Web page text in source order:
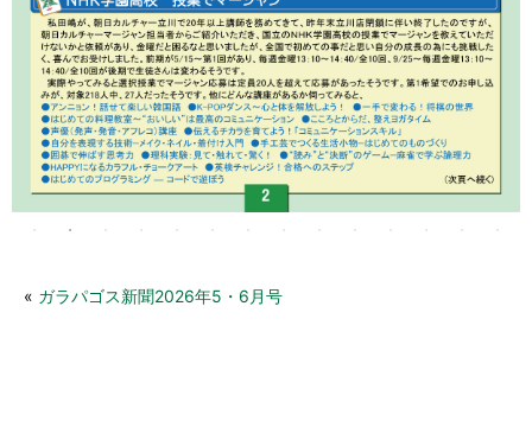
« ガラパゴス新聞2026年5・6月号